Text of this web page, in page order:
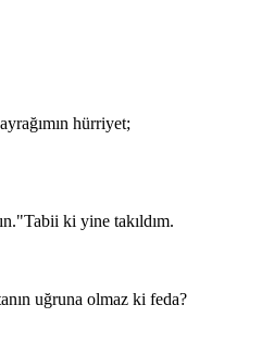
hürriyet;
ki yine takıldım.
uğruna olmaz ki feda?